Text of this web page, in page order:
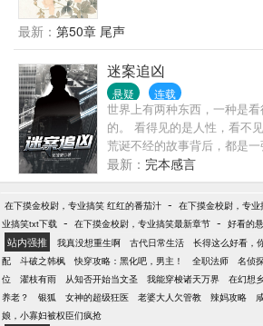
铜门出现在了他的面前…………
最新： 第50章 尾声
迷案追凶
悬疑 连载
世界上有两种东西，一种是
的。 看得见的是人性，看不
荒诞不经的故事背后，都是
秦沐，一名从业七年的刑警，
破一起跨国集团走私案，搭
术，而后神秘失踪。 三年后
南洋降头术…… 本小说及人物
座。 如有雷同，纯属巧合，
最新： 完本感言
在下摸金校尉，专业搞笑 红红的番茄汁 - 在下摸金校尉，专
业搞笑txt下载 - 在下摸金校尉，专业搞笑最新章节 - 好看的
站内强推 我真没想重生啊 古代日常生活 长得这么好看，
配
斗破之韩枫 快穿攻略：黑化吧，男主！ 全职法师 名侦
位
濯枝有雨 从知否开始当文圣 我能穿梭诸天万界 在幻想
养老？
银狐 女神的超级狂医 老婆大人欠管教 辣妈攻略
娘，小寡妇被权臣们疯抢